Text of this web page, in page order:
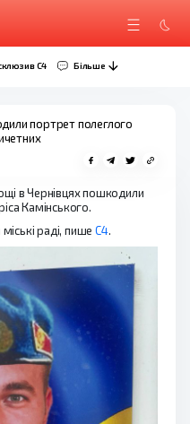
C4 Більше
портрет полеглого
в Чернівцях пошкодили
Камінського.
міські раді, пишеС4.